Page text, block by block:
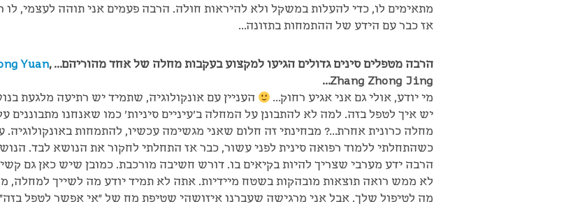
מתאימים לו, כדי להעלות במשקל ולא להיראות חולה. הרבה פעמים אני תוהה לעצמי, לו
אז כבר עם הידע של ההתמחות בתזונה…
הרבה מטפלים סינים גדולים הגיעו למקצוע בעקבות מחלה של אחד מהוריהם… Yuan,
Zhang Zhong Jing…
מי יודע, אולי גם אני אגיע רחוק…
העניין עם אונקולוגיה, שתמיד יש רתיעה מלגעת
יש איך לטפל בזה. למה לא להתבונן על המחלה ב'עיניים סיניות' כמו שאנחנו מתבוננים
מחלה כרונית אחרת…? מבחינתי זה חלום שאני מגשימה עכשיו, להתמחות באונקולוגיה.
כשהתחלתי ללמוד רפואה סינית לפני עשור, כבר אז התחלתי לחקור את הנושא לבד.
הרבה ידע מערבי שצריך להיות בקיאים בו. דורש חשיבה מורכבת. כמובן שיש כאן גם
לא ממש רואה תוצאות מובהקות בשטח מיידיות. אתה לא תמיד יודע מה לשייך למחלה,
מה לטיפול שלך. אבל אני מרגישה שעברנו איזושהי שטיפת מח של "אי אפשר לטפל בזה".